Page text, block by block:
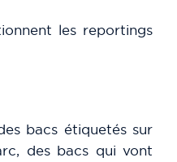
les reportings
bacs étiquetés sur
des bacs qui vont